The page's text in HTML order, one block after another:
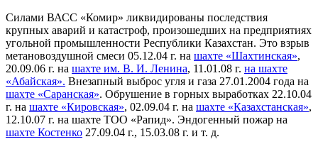
Силами ВАСС «Комир» ликвидированы последствия
крупных аварий и катастроф, произошедших на предприятиях
угольной промышленности Республики Казахстан. Это взрыв
метановоздушной смеси 05.12.04 г. на шахте «Шахтинская»,
20.09.06 г. на шахте им. В. И. Ленина, 11.01.08 г. на шахте
«Абайская». Внезапный выброс угля и газа 27.01.2004 года на
шахте «Саранская». Обрушение в горных выработках 22.10.04
г. на шахте «Кировская», 02.09.04 г. на шахте «Казахстанская»,
12.10.07 г. на шахте ТОО «Рапид». Эндогенный пожар на
шахте Костенко 27.09.04 г., 15.03.08 г. и т. д.